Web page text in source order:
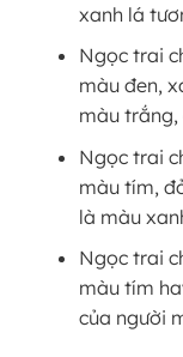
xanh lá
Ngọc trai
màu đen,
màu trắng,
Ngọc trai
màu tím,
là màu
Ngọc trai
màu tím
của người